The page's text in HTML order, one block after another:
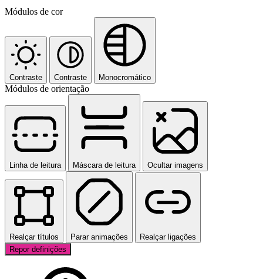
Módulos de cor
Contraste Contraste Monocromático
Módulos de orientação
Linha de leitura Máscara de leitura Ocultar imagens
Realçar títulos Parar animações
Realçar ligações
Repor definições